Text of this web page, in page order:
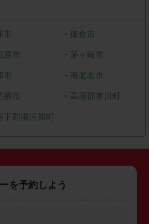
市 ・ 鎌倉市
原市 ・ 茅ヶ崎市
市 ・ 海老名市
柄市 ・ 高座郡寒川町
下郡湯河原町
を予約しよう